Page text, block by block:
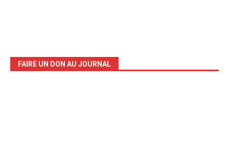
FAIRE UN DON AU JOURNAL